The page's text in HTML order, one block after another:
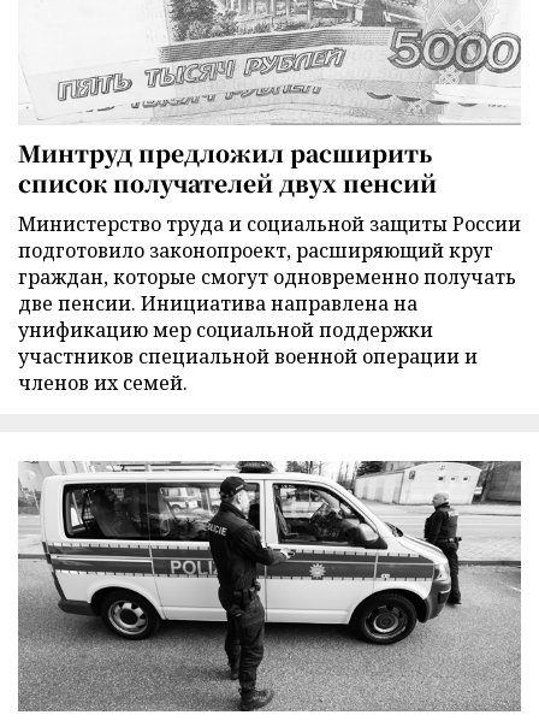
Минтруд предложил расширить
список получателей двух пенсий
Министерство труда и социальной защиты России
подготовило законопроект, расширяющий круг
граждан, которые смогут одновременно получать
две пенсии. Инициатива направлена на
унификацию мер социальной поддержки
участников специальной военной операции и
членов их семей.